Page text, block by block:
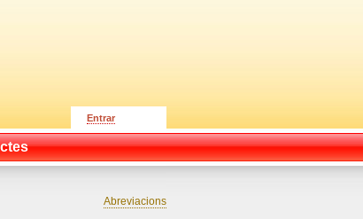
Entrar
Abreviacions